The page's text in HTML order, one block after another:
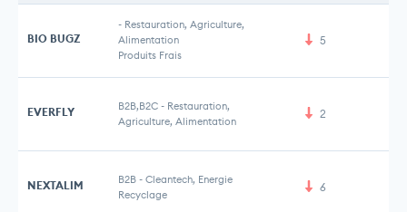
BIO BUGZ
- Restauration, Agriculture,
Alimentation
Produits Frais
5
EVERFLY B2B,B2C - Restauration,
Agriculture, Alimentation
2
NEXTALIM B2B - Cleantech, Energie
Recyclage
6